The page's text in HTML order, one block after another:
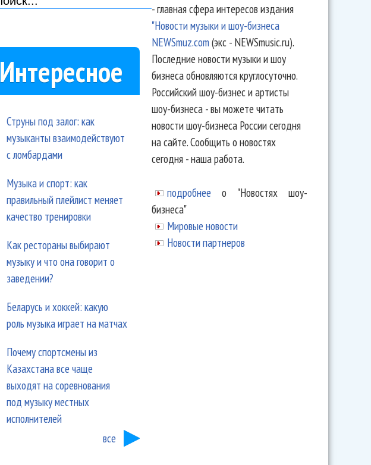
Интересное
Струны под залог: как
музыканты взаимодействуют
с ломбардами
Музыка и спорт: как
правильный плейлист меняет
качество тренировки
Как рестораны выбирают
музыку и что она говорит о
заведении?
Беларусь и хоккей: какую
роль музыка играет на матчах
Почему спортсмены из
Казахстана все чаще
выходят на соревнования
под музыку местных
исполнителей
все
- главная сфера интересов издания
"Новости музыки и шоу-бизнеса
NEWSmuz.com(экс - NEWSmusic.ru).
Последние новости музыки и шоу
бизнеса обновляются круглосуточно.
Российский шоу-бизнес и артисты
шоу-бизнеса - вы можете читать
новости шоу-бизнеса России сегодня
на сайте. Сообщить о новостях
сегодня - наша работа.
подробнее о "Новостях шоу-
бизнеса"
Мировые новости
Новости партнеров